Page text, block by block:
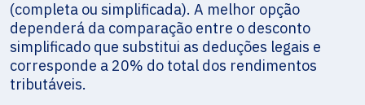
(completa ou simplificada). A melhor opção
dependerá da comparação entre o desconto
simplificado que substitui as deduções legais e
corresponde a 20% do total dos rendimentos
tributáveis.